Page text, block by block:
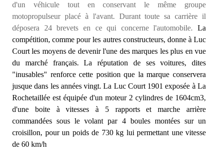
d'un véhicule tout en conservant le même groupe
motopropulseur placé à l'avant. Durant toute sa carrière il
déposera 24 brevets en ce qui concerne l'automobile. La
compétition, comme pour les autres constructeurs, donne à Luc
Court les moyens de devenir l'une des marques les plus en vue
du marché français. La réputation de ses voitures, dites
"inusables" renforce cette position que la marque conservera
jusque dans les années vingt. La Luc Court 1901 exposée à La
Rochetaillée est équipée d'un moteur 2 cylindres de 1604cm3,
d'une boite à vitesses à 5 rapports et marche arrière
commandées sous le volant par 4 boules montées sur un
croisillon, pour un poids de 730 kg lui permettant une vitesse
de 60 km/h